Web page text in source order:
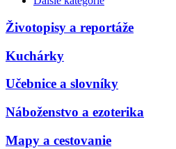
Životopisy a reportáže
Kuchárky
Učebnice a slovníky
Náboženstvo a ezoterika
Mapy a cestovanie